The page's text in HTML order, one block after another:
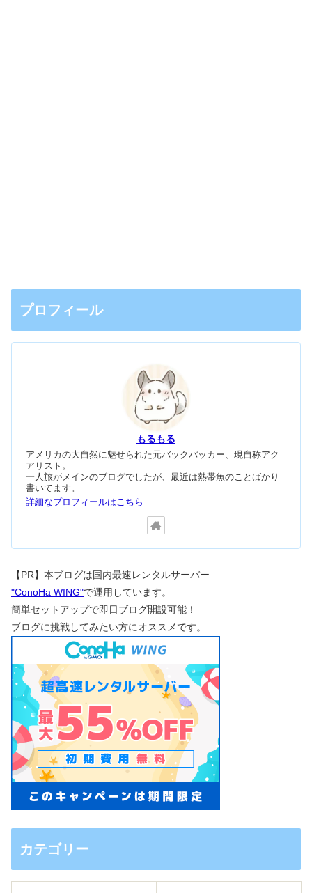
プロフィール
もるもる
アメリカの大自然に魅せられた元バックパッカー、現自称アク
アリスト。
一人旅がメインのブログでしたが、最近は熱帯魚のことばかり
書いてます。
詳細なプロフィールはこちら
【PR】本ブログは国内最速レンタルサーバー
"ConoHa WING"で運用しています。
簡単セットアップで即日ブログ開設可能！
ブログに挑戦してみたい方にオススメです。
カテゴリー